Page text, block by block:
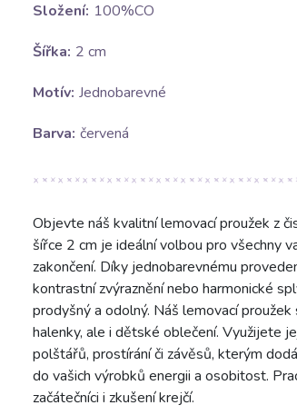
Složení: 100%CO
Šířka: 2 cm
Motív: Jednobarevné
Barva: červená
Objevte náš kvalitní lemovací proužek z
šířce 2 cm je ideální volbou pro všechny
zakončení. Díky jednobarevnému
kontrastní zvýraznění nebo harmonické
prodyšný a odolný. Náš lemovací
halenky, ale i dětské oblečení. Využijete
polštářů, prostírání či závěsů, kterým
do vašich výrobků energii a osobitost.
začátečníci i zkušení krejčí.